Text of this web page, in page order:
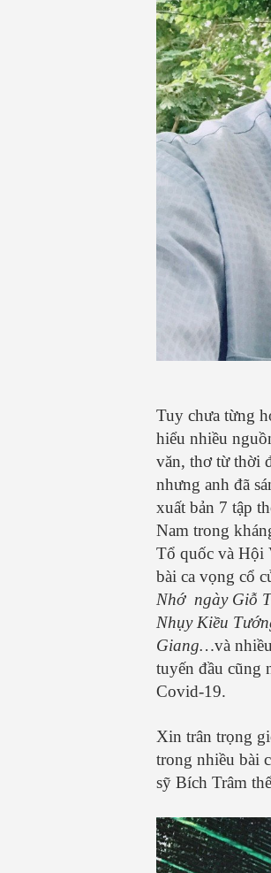
Tuy chưa từng
hiểu nhiều
văn, thơ từ thời
nhưng anh đã
xuất bản 7 tập
Nam trong
Tổ quốc và Hội
bài ca vọng cổ
Nhớ ngày Giỗ
Nhụy Kiều
Giang…và
tuyến đầu cũng
Covid-19.
Xin trân trọng
trong nhiều bài
sỹ Bích Trâm